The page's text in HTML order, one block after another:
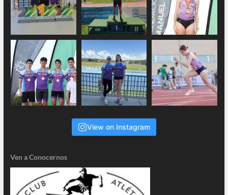
View on Instagram
Ven a Conocernos